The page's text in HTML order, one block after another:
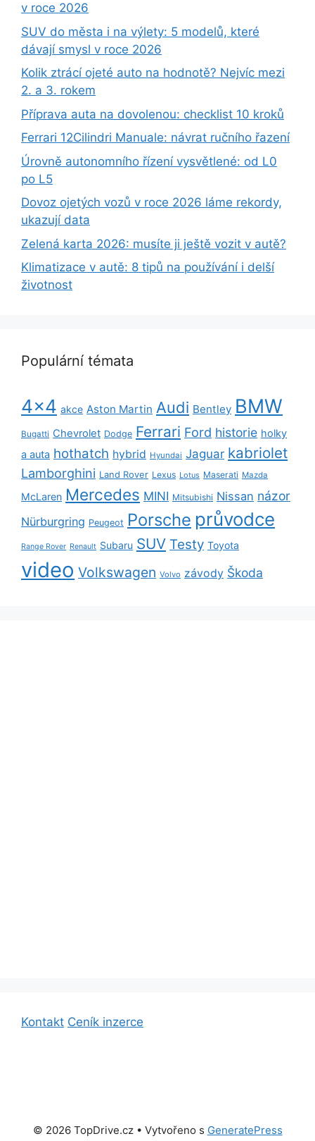
v roce 2026
SUV do města i na výlety: 5 modelů, které
dávají smysl v roce 2026
Kolik ztrácí ojeté auto na hodnotě? Nejvíc mezi
2. a 3. rokem
Příprava auta na dovolenou: checklist 10 kroků
Ferrari 12Cilindri Manuale: návrat ručního řazení
Úrovně autonomního řízení vysvětlené: od L0
po L5
Dovoz ojetých vozů v roce 2026 láme rekordy,
ukazují data
Zelená karta 2026: musíte ji ještě vozit v autě?
Klimatizace v autě: 8 tipů na používání i delší
životnost
Populární témata
4x4 akce Aston Martin Audi Bentley BMW
Bugatti Chevrolet Dodge Ferrari Ford historie holky
a auta hothatch hybrid Hyundai Jaguar kabriolet
Lamborghini Land Rover Lexus Lotus Maserati Mazda
McLaren Mercedes MINI Mitsubishi Nissan názor
Nürburgring Peugeot Porsche průvodce
Range Rover Renault Subaru SUV Testy Toyota
video Volkswagen Volvo závody Škoda
Kontakt Ceník inzerce
© 2026 TopDrive.cz• Vytvořeno s GeneratePress